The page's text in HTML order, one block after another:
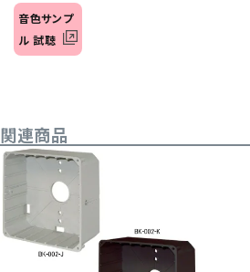
音色サンプ
ル 試聴
関連商品